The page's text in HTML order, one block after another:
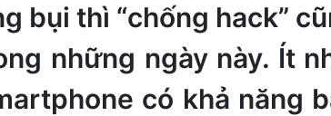
bụi thì “chống hack”
những ngày này. Ít
có khả năng